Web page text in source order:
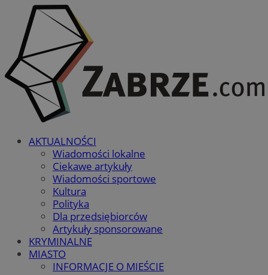
AKTUALNOŚCI
Wiadomości lokalne
Ciekawe artykuły
Wiadomości sportowe
Kultura
Polityka
Dla przedsiębiorców
Artykuły sponsorowane
KRYMINALNE
MIASTO
INFORMACJE O MIEŚCIE